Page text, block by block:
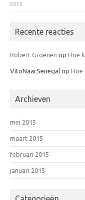
2015
Recente reacties
Robert Groenen op Hoe
VitoNaarSenegal op Hoe
Archieven
mei 2015
maart 2015
februari 2015
januari 2015